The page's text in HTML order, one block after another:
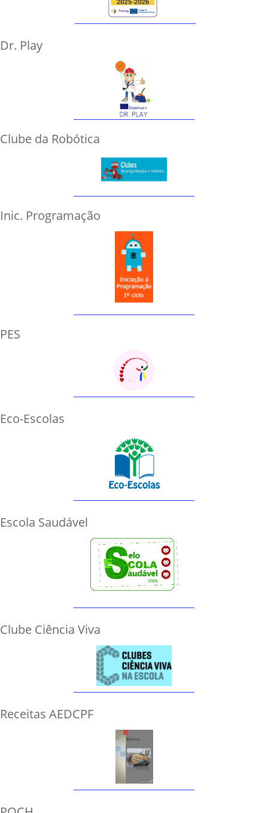
Dr. Play
Clube da Robótica
Inic. Programação
PES
Eco-Escolas
Escola Saudável
Clube Ciência Viva
Receitas AEDCPF